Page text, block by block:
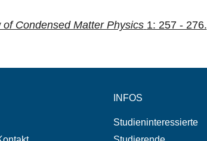
Condensed Matter Physics 1: 257 - 276.
INFOS
Studieninteressierte